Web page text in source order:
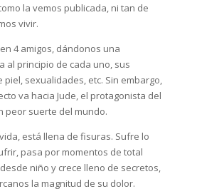
la vemos publicada, ni tan de
vivir.
4 amigos, dándonos una
al principio de cada uno, sus
sexualidades, etc. Sin embargo,
va hacia Jude, el protagonista del
peor suerte del mundo.
está llena de fisuras. Sufre lo
pasa por momentos de total
niño y crece lleno de secretos,
la magnitud de su dolor.